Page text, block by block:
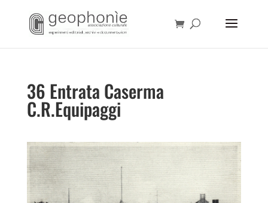
36 Entrata Caserma
C.R.Equipaggi